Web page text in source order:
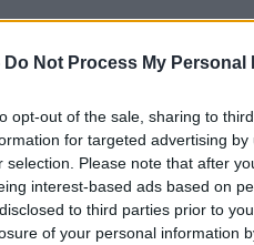
Do Not Process My Personal
opt-out of the sale, sharing to
for targeted advertising
selection. Please note that after
interest-based ads based on
to third parties prior to
of your personal information
(ktorá neobsahuje mlieko)